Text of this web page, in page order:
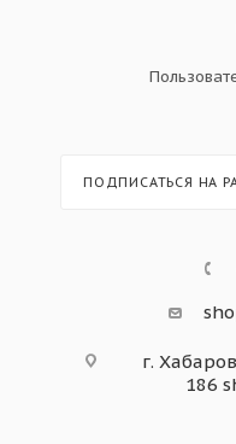
ПОДПИСАТЬСЯ НА
г.
186